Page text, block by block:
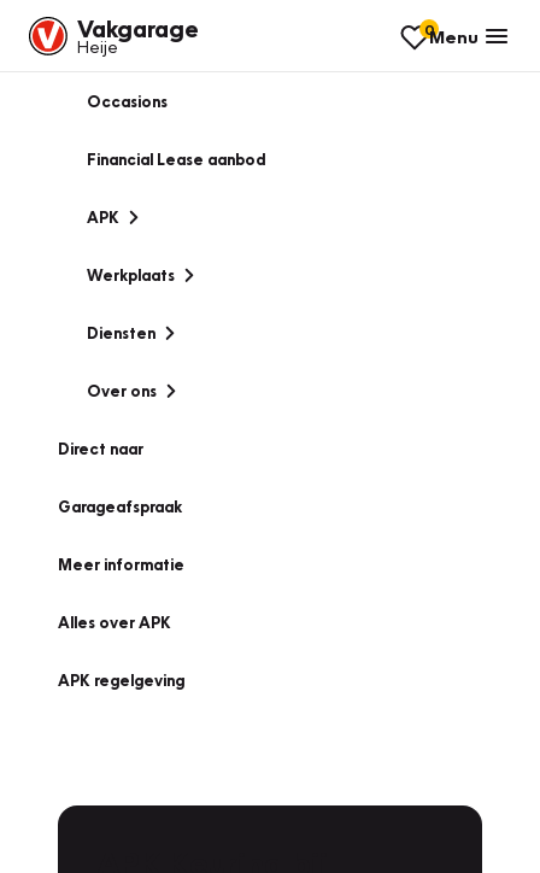
Vakgarage
Heije
0Menu
Occasions
Financial Lease aanbod
APK
Werkplaats
Diensten
Over ons
Direct naar
Garageafspraak
Meer informatie
Alles over APK
APK regelgeving